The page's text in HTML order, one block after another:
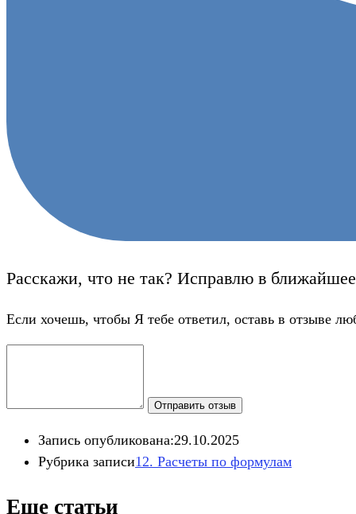
Расскажи, что не так? Исправлю в
Если хочешь, чтобы Я тебе ответил, оставь в отзыве
Отправить отзыв
Запись опубликована:29.10.2025
Рубрика записи12. Расчеты по формулам
Еще статьи